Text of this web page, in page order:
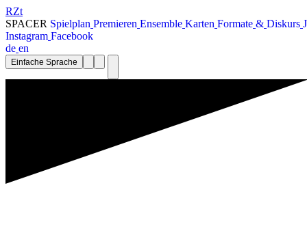
RZt
SPACER Spielplan Premieren Ensemble Karten Formate & Diskurs J
Instagram Facebook
de en
Einfache Sprache